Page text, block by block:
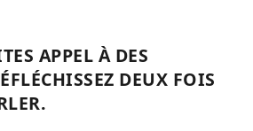
APPEL À DES
DEUX FOIS